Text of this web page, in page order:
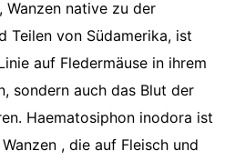
native zu der
Teilen von Südamerika, ist
auf Fledermäuse in ihrem
sondern auch das Blut der
Haematosiphon inodora ist
, die auf Fleisch und